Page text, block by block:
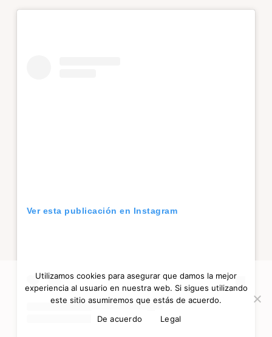
Ver esta publicación en Instagram
Utilizamos cookies para asegurar que damos la mejor
experiencia al usuario en nuestra web. Si sigues utilizando
este sitio asumiremos que estás de acuerdo.
De acuerdo
Legal